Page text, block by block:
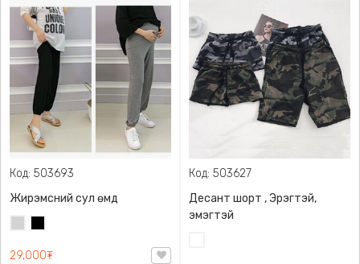
Код: 503693
Жирэмсний сул өмд
29,000₮
Код: 503627
Десант шорт , Эрэгтэй,
эмэгтэй